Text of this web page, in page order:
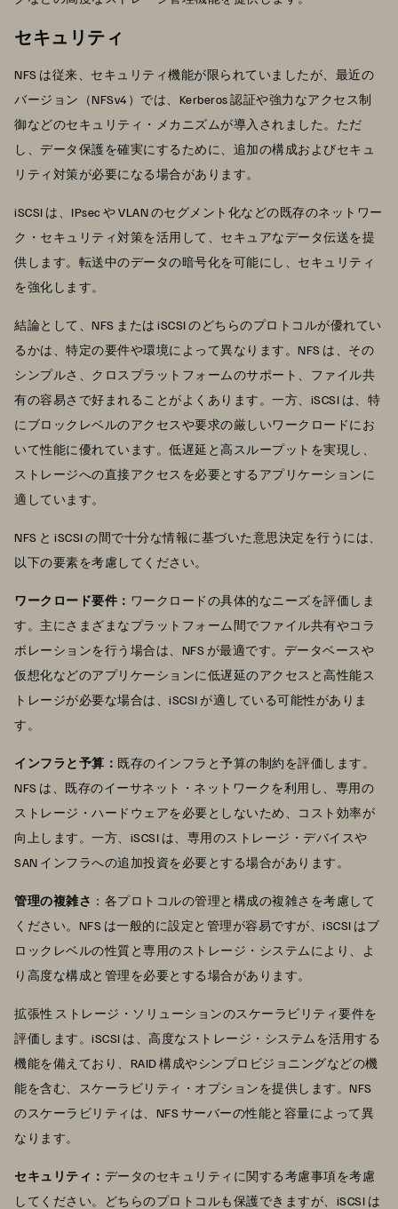
セキュリティ
NFS は従来、セキュリティ機能が限られていましたが、最近の
バージョン（NFSv4）では、Kerberos 認証や強力なアクセス制
御などのセキュリティ・メカニズムが導入されました。ただ
し、データ保護を確実にするために、追加の構成およびセキュ
リティ対策が必要になる場合があります。
iSCSI は、IPsec や VLAN のセグメント化などの既存のネットワー
ク・セキュリティ対策を活用して、セキュアなデータ伝送を提
供します。転送中のデータの暗号化を可能にし、セキュリティ
を強化します。
結論として、NFS または iSCSI のどちらのプロトコルが優れてい
るかは、特定の要件や環境によって異なります。NFS は、その
シンプルさ、クロスプラットフォームのサポート、ファイル共
有の容易さで好まれることがよくあります。一方、iSCSI は、特
にブロックレベルのアクセスや要求の厳しいワークロードにお
いて性能に優れています。低遅延と高スループットを実現し、
ストレージへの直接アクセスを必要とするアプリケーションに
適しています。
NFS と iSCSI の間で十分な情報に基づいた意思決定を行うには、
以下の要素を考慮してください。
ワークロード要件： ワークロードの具体的なニーズを評価しま
す。主にさまざまなプラットフォーム間でファイル共有やコラ
ボレーションを行う場合は、NFS が最適です。データベースや
仮想化などのアプリケーションに低遅延のアクセスと高性能ス
トレージが必要な場合は、iSCSI が適している可能性がありま
す。
インフラと予算： 既存のインフラと予算の制約を評価します。
NFS は、既存のイーサネット・ネットワークを利用し、専用の
ストレージ・ハードウェアを必要としないため、コスト効率が
向上します。一方、iSCSI は、専用のストレージ・デバイスや
SAN インフラへの追加投資を必要とする場合があります。
管理の複雑さ ：各プロトコルの管理と構成の複雑さを考慮して
ください。NFS は一般的に設定と管理が容易ですが、iSCSI はブ
ロックレベルの性質と専用のストレージ・システムにより、よ
り高度な構成と管理を必要とする場合があります。
拡張性 ストレージ・ソリューションのスケーラビリティ要件を
評価します。iSCSI は、高度なストレージ・システムを活用する
機能を備えており、RAID 構成やシンプロビジョニングなどの機
能を含む、スケーラビリティ・オプションを提供します。NFS
のスケーラビリティは、NFS サーバーの性能と容量によって異
なります。
セキュリティ： データのセキュリティに関する考慮事項を考慮
してください。どちらのプロトコルも保護できますが、iSCSI は